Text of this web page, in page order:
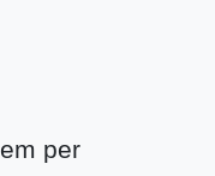
per